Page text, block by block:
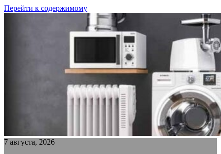
Перейти к содержимому
7 августа, 2026